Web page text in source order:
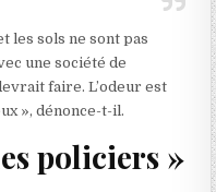
les sols ne sont pas
une société de
faire. L’odeur est
», dénonce-t-il.
policiers »